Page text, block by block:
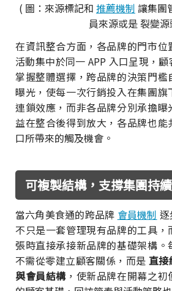
( 圖：來源標記和 推薦機制 讓集團
員來源或是 裂變
在資訊整合方面，各品牌的門市位
活動集中於同一 APP 入口呈現，
掌握整體選擇，跨品牌的決策門檻
曝光，使每一次行銷投入在集團
連鎖效應，而非各品牌分別承擔
益在整合後得到放大，各品牌也能
口所帶來的觸及機會。
可複製結構，支撐集團持
當六角美食通的跨品牌 會員機制
不只是一套管理現有品牌的工具
張時直接承接新品牌的基礎架構。
不需從零建立顧客關係，而是 直接
與會員結構 ，使新品牌在開幕之